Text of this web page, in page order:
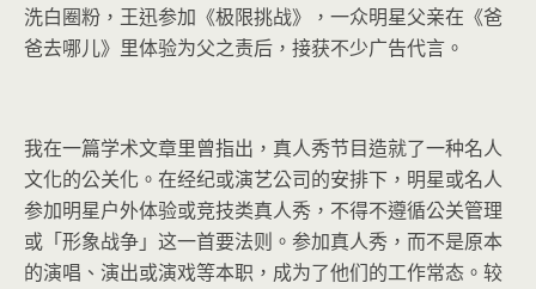
洗白圈粉，王迅参加《极限挑战》，一众明星父亲在《爸
爸去哪儿》里体验为父之责后，接获不少广告代言。
我在一篇学术文章里曾指出，真人秀节目造就了一种名人
文化的公关化。在经纪或演艺公司的安排下，明星或名人
参加明星户外体验或竞技类真人秀，不得不遵循公关管理
或「形象战争」这一首要法则。参加真人秀，而不是原本
的演唱、演出或演戏等本职，成为了他们的工作常态。较